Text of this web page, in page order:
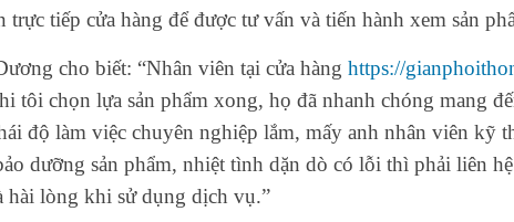
trực tiếp cửa hàng để được tư vấn và tiến hành xem sản
cho biết: “Nhân viên tại cửa hànghttps://
tôi chọn lựa sản phẩm xong, họ đã nhanh chóng mang
độ làm việc chuyên nghiệp lắm, mấy anh nhân viên kỹ
dưỡng sản phẩm, nhiệt tình dặn dò có lỗi thì phải liên
hài lòng khi sử dụng dịch vụ.”